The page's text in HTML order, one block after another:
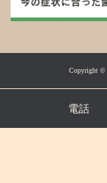
Copyright ©
電話